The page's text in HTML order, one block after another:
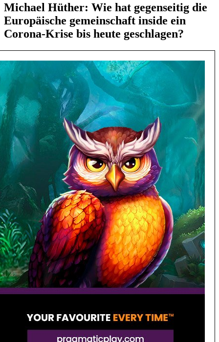
Michael Hüther: Wie hat gegenseitig die
Europäische gemeinschaft inside ein
Corona-Krise bis heute geschlagen?